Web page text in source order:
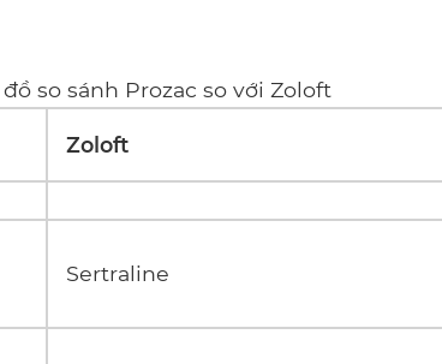
so sánh Prozac so với Zoloft
Zoloft
Sertraline